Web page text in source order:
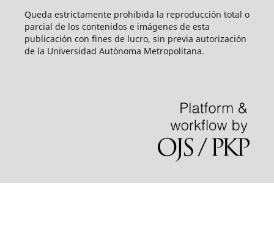
Queda estrictamente prohibida la reproducción total o
parcial de los contenidos e imágenes de esta
publicación con fines de lucro, sin previa autorización
de la Universidad Autónoma Metropolitana.